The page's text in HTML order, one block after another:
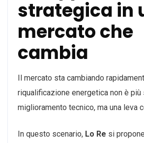
strategica in
mercato che
cambia
Il mercato sta cambiando
riqualificazione energetica non è più
miglioramento tecnico, ma una leva
In questo scenario, Lo Re si